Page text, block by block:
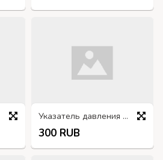
Указатель давления в шинах МД5Д
300 RUB